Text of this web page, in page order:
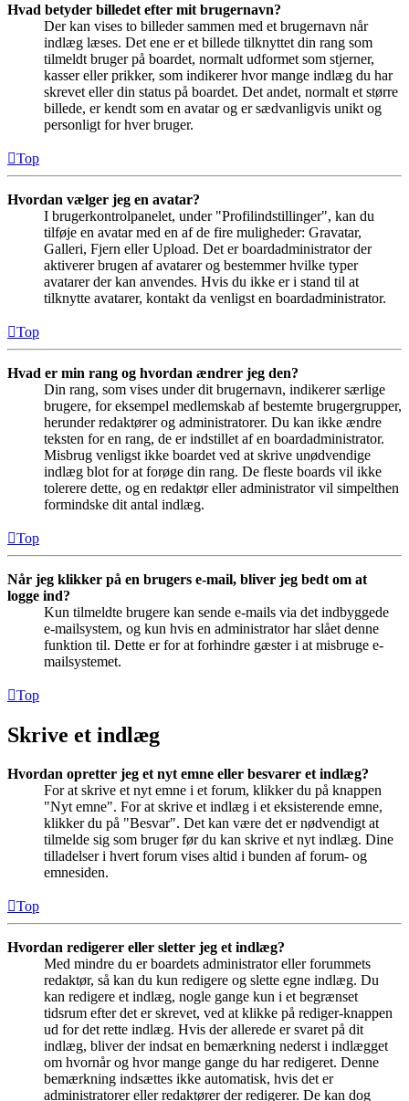
Hvad betyder billedet efter mit brugernavn?
Der kan vises to billeder sammen med et brugernavn når
indlæg læses. Det ene er et billede tilknyttet din rang som
tilmeldt bruger på boardet, normalt udformet som stjerner,
kasser eller prikker, som indikerer hvor mange indlæg du har
skrevet eller din status på boardet. Det andet, normalt et større
billede, er kendt som en avatar og er sædvanligvis unikt og
personligt for hver bruger.
Top
Hvordan vælger jeg en avatar?
I brugerkontrolpanelet, under "Profilindstillinger", kan du
tilføje en avatar med en af de fire muligheder: Gravatar,
Galleri, Fjern eller Upload. Det er boardadministrator der
aktiverer brugen af avatarer og bestemmer hvilke typer
avatarer der kan anvendes. Hvis du ikke er i stand til at
tilknytte avatarer, kontakt da venligst en boardadministrator.
Top
Hvad er min rang og hvordan ændrer jeg den?
Din rang, som vises under dit brugernavn, indikerer særlige
brugere, for eksempel medlemskab af bestemte brugergrupper,
herunder redaktører og administratorer. Du kan ikke ændre
teksten for en rang, de er indstillet af en boardadministrator.
Misbrug venligst ikke boardet ved at skrive unødvendige
indlæg blot for at forøge din rang. De fleste boards vil ikke
tolerere dette, og en redaktør eller administrator vil simpelthen
formindske dit antal indlæg.
Top
Når jeg klikker på en brugers e-mail, bliver jeg bedt om at
logge ind?
Kun tilmeldte brugere kan sende e-mails via det indbyggede
e-mailsystem, og kun hvis en administrator har slået denne
funktion til. Dette er for at forhindre gæster i at misbruge e-
mailsystemet.
Top
Skrive et indlæg
Hvordan opretter jeg et nyt emne eller besvarer et indlæg?
For at skrive et nyt emne i et forum, klikker du på knappen
"Nyt emne". For at skrive et indlæg i et eksisterende emne,
klikker du på "Besvar". Det kan være det er nødvendigt at
tilmelde sig som bruger før du kan skrive et nyt indlæg. Dine
tilladelser i hvert forum vises altid i bunden af forum- og
emnesiden.
Top
Hvordan redigerer eller sletter jeg et indlæg?
Med mindre du er boardets administrator eller forummets
redaktør, så kan du kun redigere og slette egne indlæg. Du
kan redigere et indlæg, nogle gange kun i et begrænset
tidsrum efter det er skrevet, ved at klikke på rediger-knappen
ud for det rette indlæg. Hvis der allerede er svaret på dit
indlæg, bliver der indsat en bemærkning nederst i indlægget
om hvornår og hvor mange gange du har redigeret. Denne
bemærkning indsættes ikke automatisk, hvis det er
administratorer eller redaktører der redigerer. De kan dog